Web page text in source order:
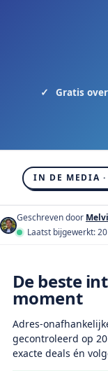
Gratis
IN DE MEDIA ·
Geschreven door
Laatst bijgewerkt:
De beste
moment
Adres-
gecontroleerd op
exacte deals én